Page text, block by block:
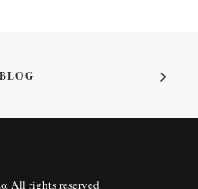
All rights reserved